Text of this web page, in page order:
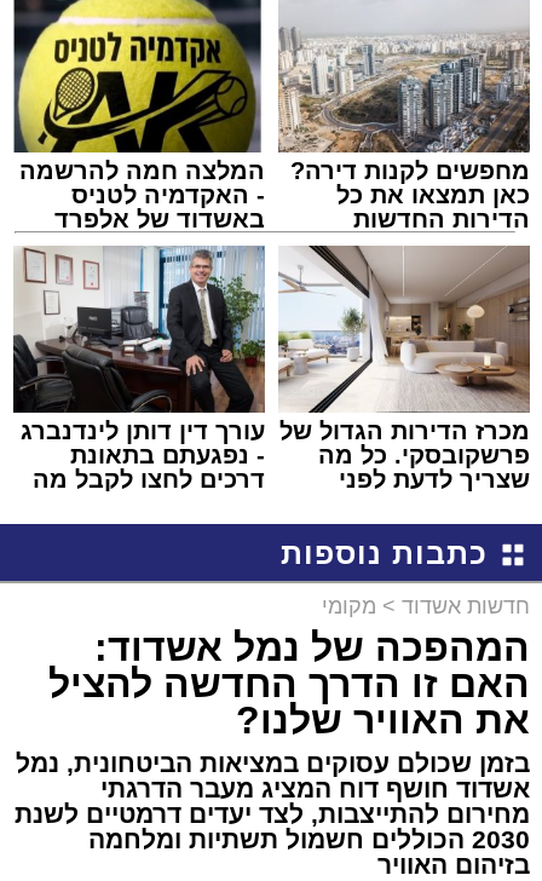
מחפשים לקנות דירה?
כאן תמצאו את כל
הדירות החדשות
למכירה באשדוד >>>
המלצה חמה להרשמה
- האקדמיה לטניס
באשדוד של אלפרד
קריאולנסקי - לילדים
מכרז הדירות הגדול של
פרשקובסקי. כל מה
שצריך לדעת לפני
באשדוד
עורך דין דותן לינדנברג
- נפגעתם בתאונת
דרכים לחצו לקבל מה
כתבות נוספות
חדשות אשדוד > מקומי
המהפכה של נמל אשדוד:
האם זו הדרך החדשה להציל
את האוויר שלנו?
בזמן שכולם עסוקים במציאות הביטחונית, נמל
אשדוד חושף דוח המציג מעבר הדרגתי
מחירום להתייצבות, לצד יעדים דרמטיים לשנת
2030 הכוללים חשמול תשתיות ומלחמה
בזיהום האוויר